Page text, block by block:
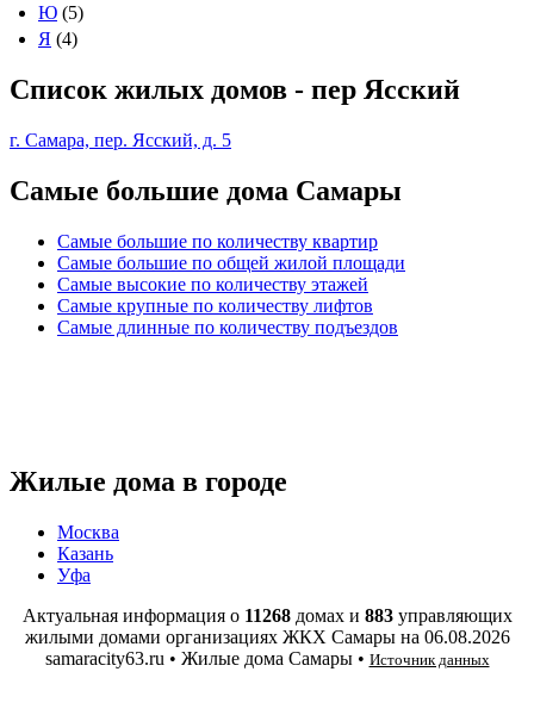
Ю (5)
Я (4)
Список жилых домов - пер Ясский
г. Самара, пер. Ясский, д. 5
Самые большие дома Самары
Самые большие по количеству квартир
Самые большие по общей жилой площади
Самые высокие по количеству этажей
Самые крупные по количеству лифтов
Самые длинные по количеству подъездов
Жилые дома в городе
Москва
Казань
Уфа
Актуальная информация о 11268 домах и 883 управляющих
жилыми домами организациях ЖКХ Самары на 06.08.2026
samaracity63.ru • Жилые дома Самары • Источник данных